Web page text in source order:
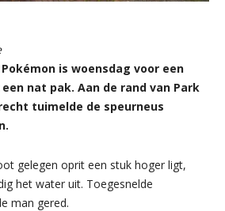
is woensdag voor een
nat pak. Aan de rand van Park
tuimelde de speurneus
gelegen oprit een stuk hoger ligt,
het water uit. Toegesnelde
man gered.